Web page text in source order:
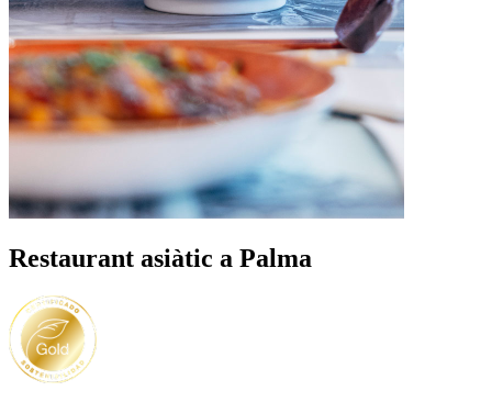
Restaurant asiàtic a Palma